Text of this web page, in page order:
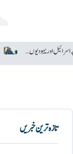
ٹرمپ نے عبدال السید پر اسرائیل اور یہودیوں سے نفرت کا الزام لگا دیا
تازہ ترین خبریں